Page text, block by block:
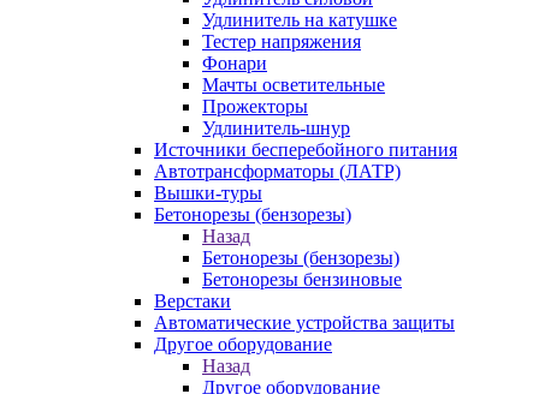
Удлинитель на катушке
Тестер напряжения
Фонари
Мачты осветительные
Прожекторы
Удлинитель-шнур
Источники бесперебойного питания
Автотрансформаторы (ЛАТР)
Вышки-туры
Бетонорезы (бензорезы)
Назад
Бетонорезы (бензорезы)
Бетонорезы бензиновые
Верстаки
Автоматические устройства защиты
Другое оборудование
Назад
Другое оборудование